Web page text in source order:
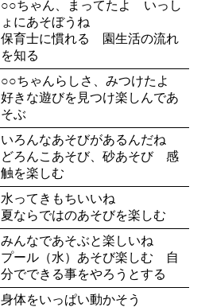
○○ちゃん、まってたよ いっし
ょにあそぼうね
保育士に慣れる 園生活の流れ
を知る
○○ちゃんらしさ、みつけたよ
好きな遊びを見つけ楽しんであ
そぶ
いろんなあそびがあるんだね
どろんこあそび、砂あそび 感
触を楽しむ
水ってきもちいいね
夏ならではのあそびを楽しむ
みんなであそぶと楽しいね
プール（水）あそび楽しむ 自
分でできる事をやろうとする
身体をいっぱい動かそう